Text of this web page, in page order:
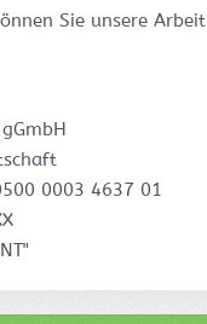
Sie unsere Arbeit
gGmbH
0003 4637 01